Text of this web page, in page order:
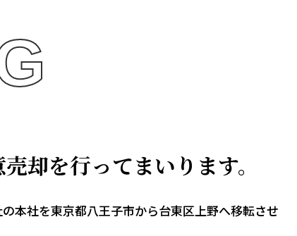
却を行ってまいります。
本社を東京都八王子市から台東区上野へ移転させ